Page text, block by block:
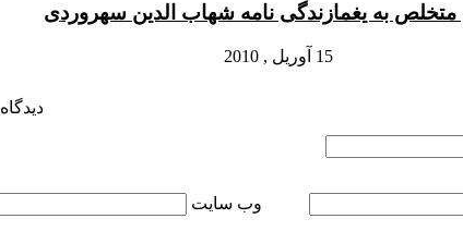
متخلص به یغمازندگی نامه شهاب الدین سهروردی
15 آوریل , 2010
دیدگاه
وب‌ سایت